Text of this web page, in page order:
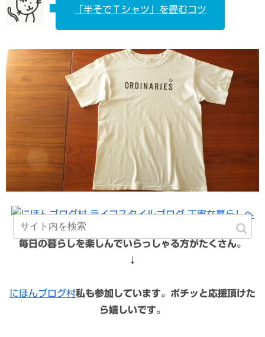
「半そでＴシャツ」を畳むコツ
毎日の暮らしを楽しんでいらっしゃる方がたくさん。
↓
にほんブログ村私も参加しています。ポチッと応援頂けた
ら嬉しいです。